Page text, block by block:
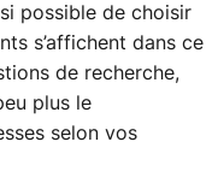
possible de choisir
s’affichent dans ce
de recherche,
plus le
selon vos